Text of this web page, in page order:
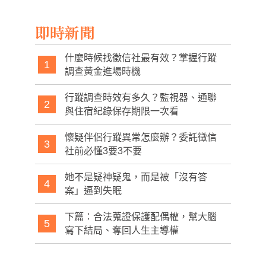
即時新聞
1
什麼時候找徵信社最有效？掌握行蹤
調查黃金進場時機
2
行蹤調查時效有多久？監視器、通聯
與住宿紀錄保存期限一次看
3
懷疑伴侶行蹤異常怎麼辦？委託徵信
社前必懂3要3不要
4
她不是疑神疑鬼，而是被「沒有答
案」逼到失眠
5
下篇：合法蒐證保護配偶權，幫大腦
寫下結局、奪回人生主導權